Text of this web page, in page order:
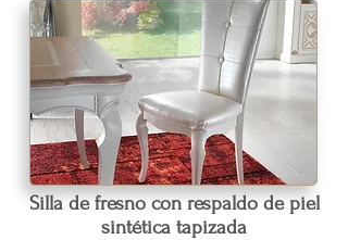
Silla de fresno con respaldo de piel
sintética tapizada